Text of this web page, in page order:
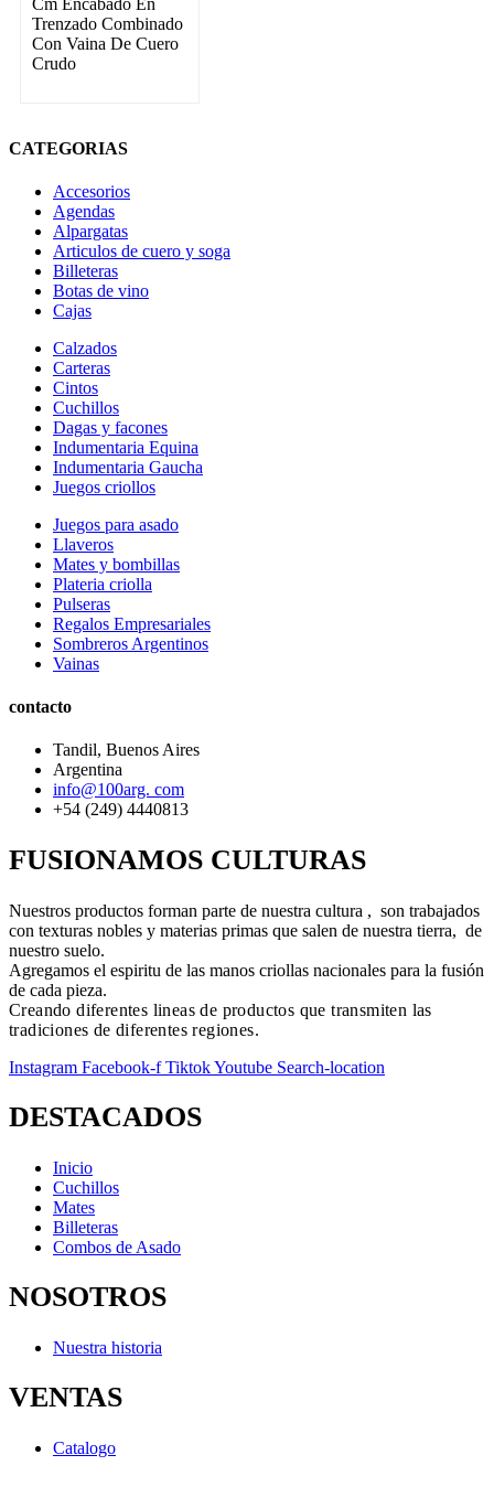
Cm Encabado En
Trenzado Combinado
Con Vaina De Cuero
Crudo
CATEGORIAS
Accesorios
Agendas
Alpargatas
Articulos de cuero y soga
Billeteras
Botas de vino
Cajas
Calzados
Carteras
Cintos
Cuchillos
Dagas y facones
Indumentaria Equina
Indumentaria Gaucha
Juegos criollos
Juegos para asado
Llaveros
Mates y bombillas
Plateria criolla
Pulseras
Regalos Empresariales
Sombreros Argentinos
Vainas
contacto
Tandil, Buenos Aires
Argentina
info@100arg. com
+54 (249) 4440813
FUSIONAMOS CULTURAS
Nuestros productos forman parte de nuestra cultura , son trabajados
con texturas nobles y materias primas que salen de nuestra tierra, de
nuestro suelo.
Agregamos el espiritu de las manos criollas nacionales para la fusión
de cada pieza.
Creando diferentes lineas de productos que transmiten las
tradiciones de diferentes regiones.
Instagram Facebook-f TiktokYoutube Search-location
DESTACADOS
Inicio
Cuchillos
Mates
Billeteras
Combos de Asado
NOSOTROS
Nuestra historia
VENTAS
Catalogo